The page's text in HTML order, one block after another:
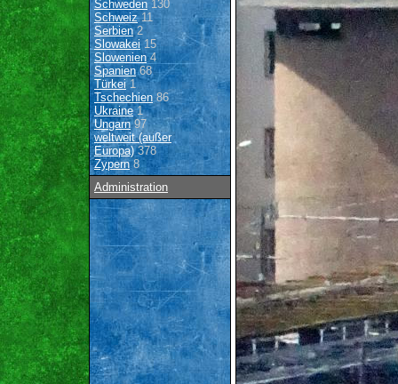
Schweden 130
Schweiz11
Serbien2
Slowakei15
Slowenien4
Spanien68
Türkei1
Tschechien 86
Ukraine1
Ungarn97
weltweit (außer
Europa)378
Zypern8
Administration